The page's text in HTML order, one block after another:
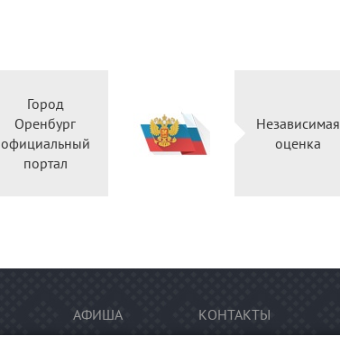
Город
Оренбург
официальный
портал
Независимая
оценка
АФИША КОНТАКТЫ